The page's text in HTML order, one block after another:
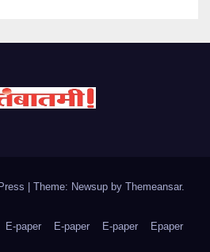
| Theme: Newsup by Themeansar.
E-paper E-paper E-paper Epaper